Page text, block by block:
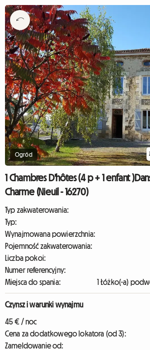
Ogród
1 Chambres D'hôtes (4 p + 1 enfant
Charme (Nieuil - 16270)
Typ zakwaterowania:
Typ:
Wynajmowana powierzchnia:
Pojemność zakwaterowania:
Liczba pokoi:
Numer referencyjny:
Miejsca do spania:
1 Łóżko(-a)
Czynsz i warunki wynajmu
45 € / noc
Cena za dodatkowego lokatora (od 3):
Zameldowanie od: